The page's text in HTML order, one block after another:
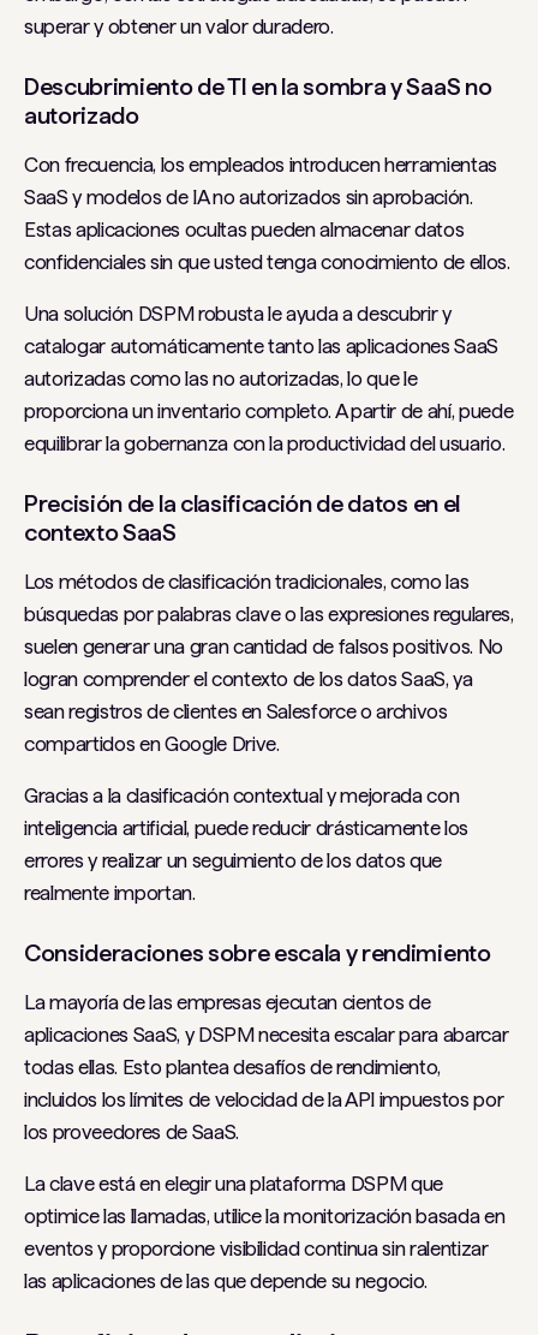
superar y obtener un valor duradero.
Descubrimiento de TI en la sombra y SaaS no
autorizado
Con frecuencia, los empleados introducen herramientas
SaaS y modelos de IA no autorizados sin aprobación.
Estas aplicaciones ocultas pueden almacenar datos
confidenciales sin que usted tenga conocimiento de ellos.
Una solución DSPM robusta le ayuda a descubrir y
catalogar automáticamente tanto las aplicaciones SaaS
autorizadas como las no autorizadas, lo que le
proporciona un inventario completo. A partir de ahí, puede
equilibrar la gobernanza con la productividad del usuario.
Precisión de la clasificación de datos en el
contexto SaaS
Los métodos de clasificación tradicionales, como las
búsquedas por palabras clave o las expresiones regulares,
suelen generar una gran cantidad de falsos positivos. No
logran comprender el contexto de los datos SaaS, ya
sean registros de clientes en Salesforce o archivos
compartidos en Google Drive.
Gracias a la clasificación contextual y mejorada con
inteligencia artificial, puede reducir drásticamente los
errores y realizar un seguimiento de los datos que
realmente importan.
Consideraciones sobre escala y rendimiento
La mayoría de las empresas ejecutan cientos de
aplicaciones SaaS, y DSPM necesita escalar para abarcar
todas ellas. Esto plantea desafíos de rendimiento,
incluidos los límites de velocidad de la API impuestos por
los proveedores de SaaS.
La clave está en elegir una plataforma DSPM que
optimice las llamadas, utilice la monitorización basada en
eventos y proporcione visibilidad continua sin ralentizar
las aplicaciones de las que depende su negocio.